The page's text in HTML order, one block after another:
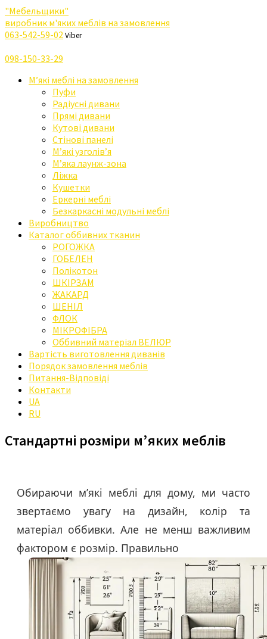
"Мебельщики"
виробник м'яких меблів на замовлення
063-542-59-02Viber
098-150-33-29
М’які меблі на замовлення
Пуфи
Радіусні дивани
Прямі дивани
Кутові дивани
Стінові панелі
М’які узголів’я
М’яка лаунж-зона
Ліжка
Кушетки
Еркерні меблі
Безкаркасні модульні меблі
Виробництво
Каталог оббивних тканин
РОГОЖКА
ГОБЕЛЕН
Полікотон
ШКІРЗАМ
ЖАКАРД
ШЕНІЛ
ФЛОК
МІКРОФІБРА
Оббивний матеріал ВЕЛЮР
Вартість виготовлення диванів
Порядок замовлення меблів
Питання-Відповіді
Контакти
UA
RU
Стандартні розміри м’яких меблів
Обираючи м’які меблі для дому, ми часто
звертаємо увагу на дизайн, колір та
матеріал оббивки. Але не менш важливим
фактором є розмір. Правильно